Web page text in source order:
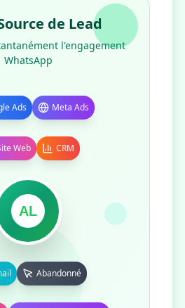
de Lead
l'engagement
WhatsApp
Ads Meta Ads
Web CRM
AL
Abandonné